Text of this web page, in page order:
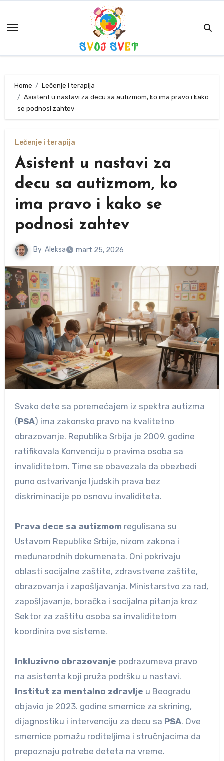
content
Home
Lečenje i terapija
Asistent u nastavi za decu sa autizmom, ko ima pravo i kako
se podnosi zahtev
Lečenje i terapija
Asistent u nastavi za
decu sa autizmom, ko
ima pravo i kako se
podnosi zahtev
By Aleksa mart 25, 2026
Svako dete sa poremećajem iz spektra autizma
(PSA) ima zakonsko pravo na kvalitetno
obrazovanje. Republika Srbija je 2009. godine
ratifikovala Konvenciju o pravima osoba sa
invaliditetom. Time se obavezala da obezbedi
puno ostvarivanje ljudskih prava bez
diskriminacije po osnovu invaliditeta.
Prava dece sa autizmom regulisana su
Ustavom Republike Srbije, nizom zakona i
međunarodnih dokumenata. Oni pokrivaju
oblasti socijalne zaštite, zdravstvene zaštite,
obrazovanja i zapošljavanja. Ministarstvo za rad,
zapošljavanje, boračka i socijalna pitanja kroz
Sektor za zaštitu osoba sa invaliditetom
koordinira ove sisteme.
Inkluzivno obrazovanje podrazumeva pravo
na asistenta koji pruža podršku u nastavi.
Institut za mentalno zdravlje u Beogradu
objavio je 2023. godine smernice za skrining,
dijagnostiku i intervenciju za decu sa PSA. Ove
smernice pomažu roditeljima i stručnjacima da
prepoznaju potrebe deteta na vreme.